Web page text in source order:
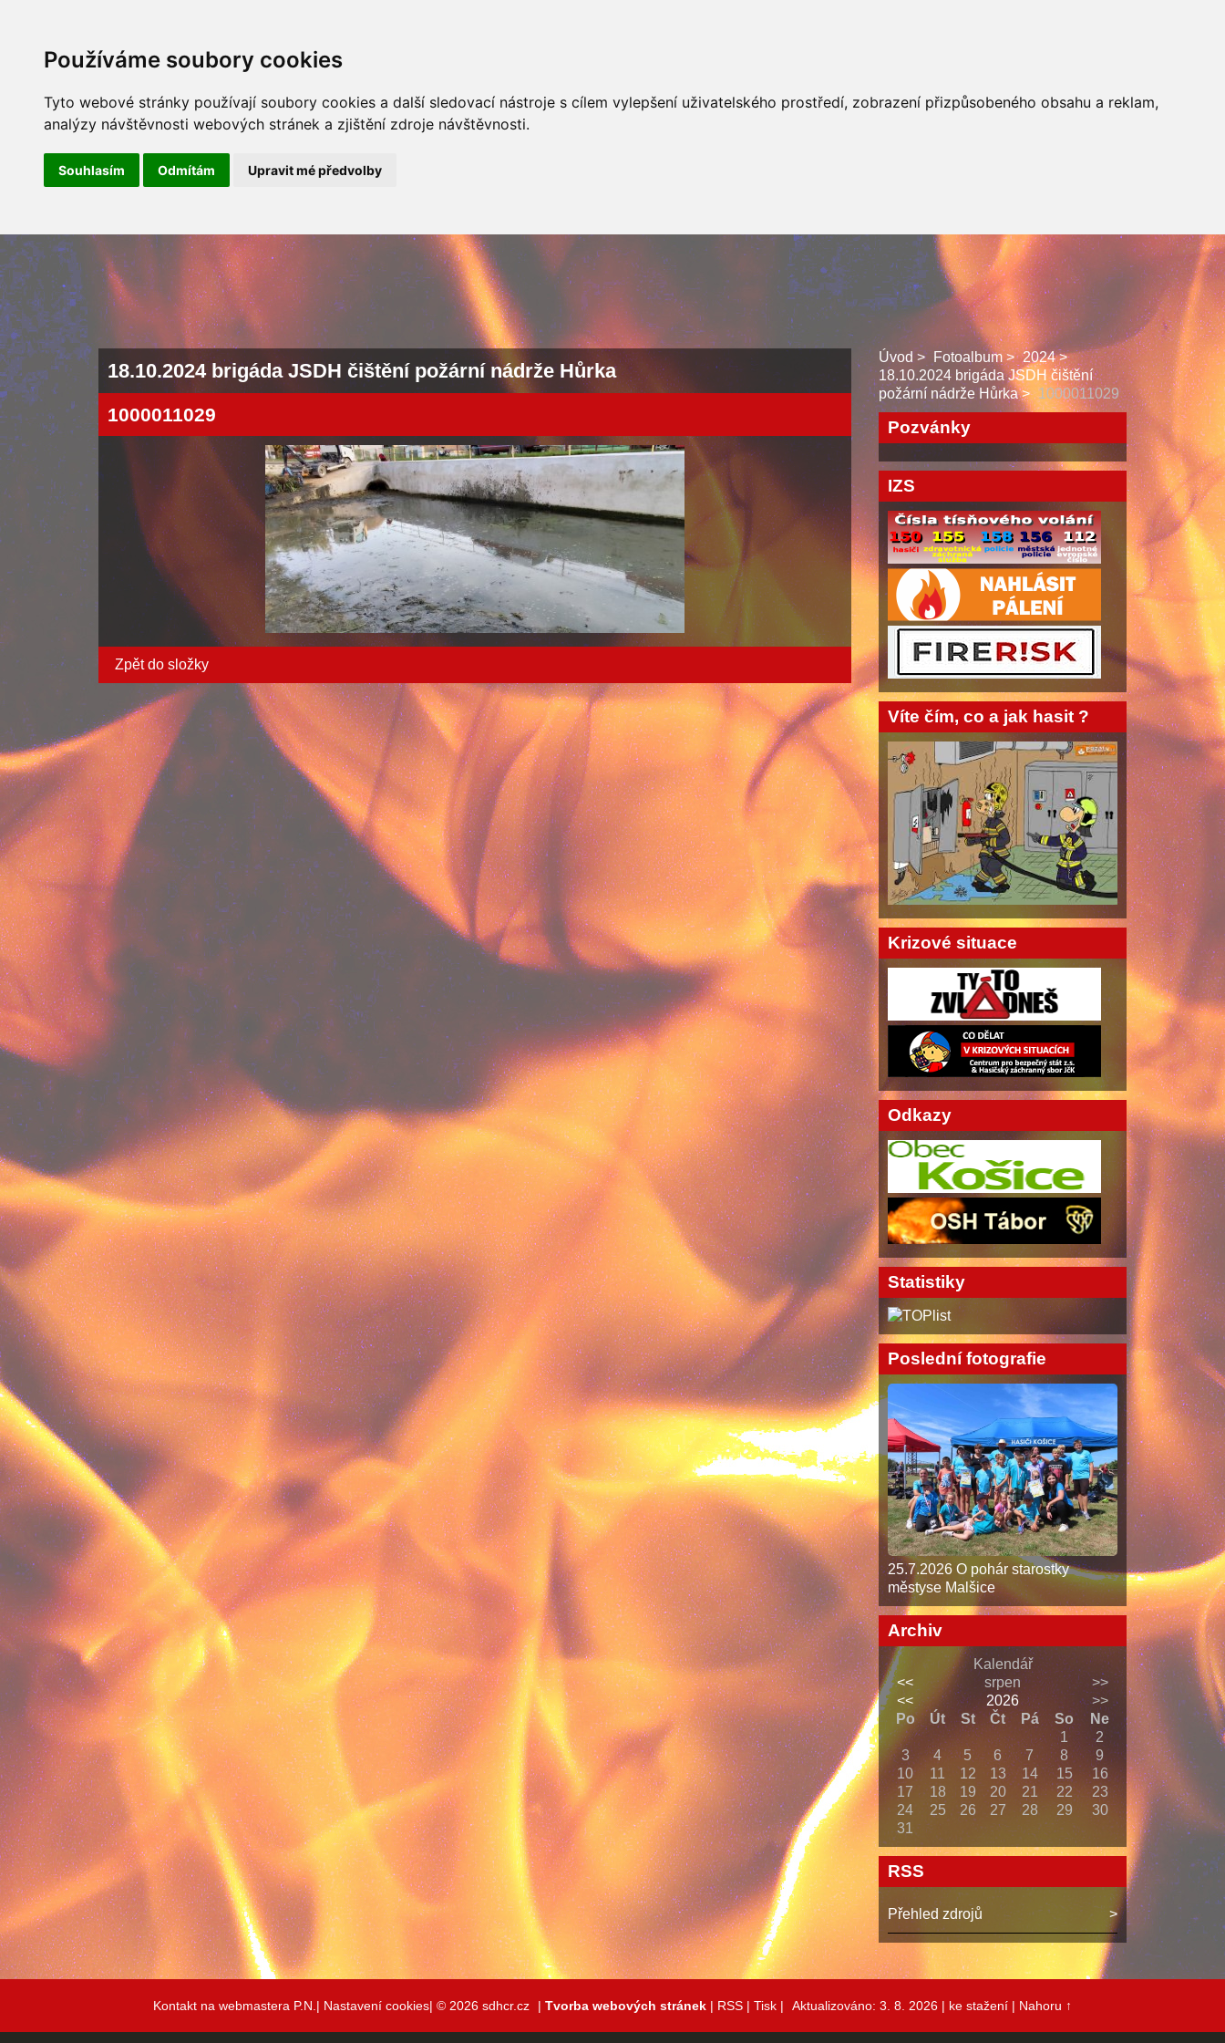
Používáme soubory cookies
Tyto webové stránky používají soubory cookies a další sledovací nástroje s cílem vylepšení uživatelského prostředí, zobrazení přizpůsobeného obsahu a reklam,
analýzy návštěvnosti webových stránek a zjištění zdroje návštěvnosti.
Souhlasím Odmítám Upravit mé předvolby
ÚVOD NOVINKY
18.10.2024 brigáda JSDH čištění požární nádrže Hůrka
1000011029
Zpět do složky
Úvod Fotoalbum
2024
18.10.2024 brigáda JSDH čištění
požární nádrže Hůrka
1000011029
Pozvánky
IZS
Víte čím, co a jak hasit ?
Krizové situace
Odkazy
Statistiky
Poslední fotografie
25.7.2026 O pohár starostky
městyse Malšice
Archiv
Kalendář
<<
srpen
>>
<<
2026
>>
Po
Út St Čt Pá So
Ne
1
2
3
4 5 6 7 8
9
10
11 12 13 14 15
16
17
18 19 20 21 22
23
24
25 26 27 28 29
30
31
RSS
Přehled zdrojů
Kontakt na webmastera P.N.| Nastavení cookies| © 2026 sdhcr.cz | Tvorba webových stránek | RSS | Tisk | Aktualizováno: 3. 8. 2026 | ke stažení | Nahoru ↑